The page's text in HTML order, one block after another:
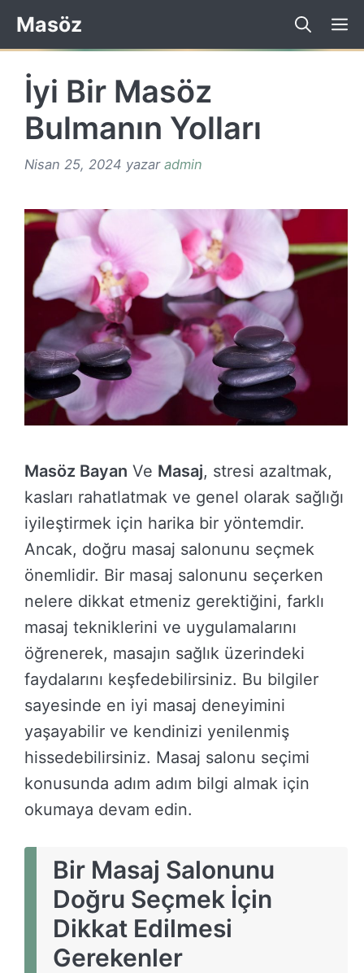
İçeriğe
atla
Masöz
İyi Bir Masöz
Bulmanın Yolları
Nisan 25, 2024 yazar admin
Masöz Bayan Ve Masaj, stresi azaltmak,
kasları rahatlatmak ve genel olarak sağlığı
iyileştirmek için harika bir yöntemdir.
Ancak, doğru masaj salonunu seçmek
önemlidir. Bir masaj salonunu seçerken
nelere dikkat etmeniz gerektiğini, farklı
masaj tekniklerini ve uygulamalarını
öğrenerek, masajın sağlık üzerindeki
faydalarını keşfedebilirsiniz. Bu bilgiler
sayesinde en iyi masaj deneyimini
yaşayabilir ve kendinizi yenilenmiş
hissedebilirsiniz. Masaj salonu seçimi
konusunda adım adım bilgi almak için
okumaya devam edin.
Bir Masaj Salonunu
Doğru Seçmek İçin
Dikkat Edilmesi
Gerekenler